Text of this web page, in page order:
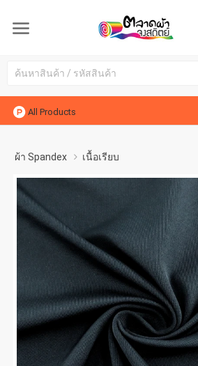
All Products
ผ้า Spandex เนื้อเรียบ